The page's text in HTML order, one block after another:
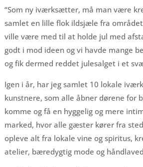
“Som ny iværksætter, må man være
samlet en lille flok ildsjæle fra
ville være med til at holde jul med
godt i mod ideen og vi havde mange
og fik dermed reddet julesalget i et
Igen i år, har jeg samlet 10 lokale
kunstnere, som alle åbner dørene for
komme og få en hyggelig og mere
marked, hvor alle gæster kører fra
opleve alt fra lokale vine og spiritus,
atelier, bæredygtig mode og